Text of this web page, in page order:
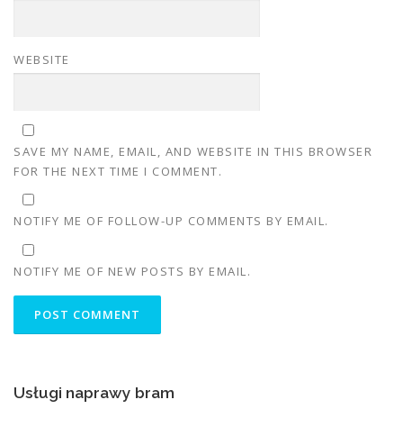
WEBSITE
SAVE MY NAME, EMAIL, AND WEBSITE IN THIS BROWSER
FOR THE NEXT TIME I COMMENT.
NOTIFY ME OF FOLLOW-UP COMMENTS BY EMAIL.
NOTIFY ME OF NEW POSTS BY EMAIL.
Usługi naprawy bram